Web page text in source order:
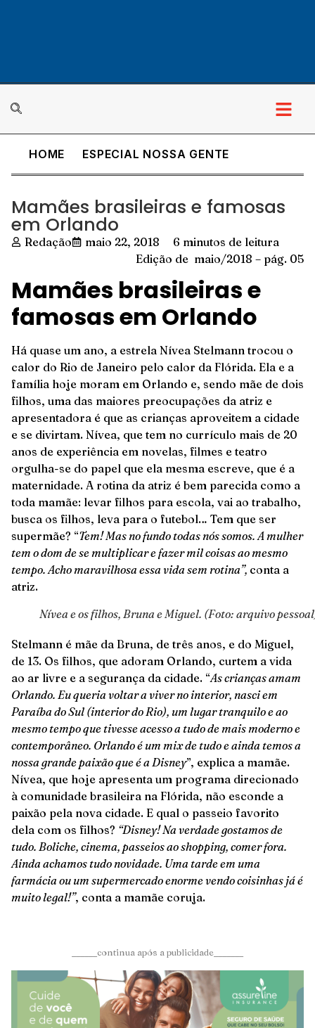
HOME ESPECIAL NOSSA GENTE
Mamães brasileiras e famosas
em Orlando
Redação maio 22, 2018
6 minutos de leitura
Edição de maio/2018 – pág. 05
Mamães brasileiras e
famosas em Orlando
Há quase um ano, a estrela Nívea Stelmann trocou o
calor do Rio de Janeiro pelo calor da Flórida. Ela e a
família hoje moram em Orlando e, sendo mãe de dois
filhos, uma das maiores preocupações da atriz e
apresentadora é que as crianças aproveitem a cidade
e se divirtam. Nívea, que tem no currículo mais de 20
anos de experiência em novelas, filmes e teatro
orgulha-se do papel que ela mesma escreve, que é a
maternidade. A rotina da atriz é bem parecida como a
toda mamãe: levar filhos para escola, vai ao trabalho,
busca os filhos, leva para o futebol… Tem que ser
supermãe? “Tem! Mas no fundo todas nós somos. A mulher
tem o dom de se multiplicar e fazer mil coisas ao mesmo
tempo. Acho maravilhosa essa vida sem rotina”, conta a
atriz.
Nívea e os filhos, Bruna e Miguel. (Foto: arquivo
Stelmann é mãe da Bruna, de três anos, e do Miguel,
de 13. Os filhos, que adoram Orlando, curtem a vida
ao ar livre e a segurança da cidade. “As crianças amam
Orlando. Eu queria voltar a viver no interior, nasci em
Paraíba do Sul (interior do Rio), um lugar tranquilo e ao
mesmo tempo que tivesse acesso a tudo de mais moderno e
contemporâneo. Orlando é um mix de tudo e ainda temos a
nossa grande paixão que é a Disney”, explica a mamãe.
Nívea, que hoje apresenta um programa direcionado
à comunidade brasileira na Flórida, não esconde a
paixão pela nova cidade. E qual o passeio favorito
dela com os filhos? “Disney! Na verdade gostamos de
tudo. Boliche, cinema, passeios ao shopping, comer fora.
Ainda achamos tudo novidade. Uma tarde em uma
farmácia ou um supermercado enorme vendo coisinhas já é
muito legal!”, conta a mamãe coruja.
______continua após a publicidade_______